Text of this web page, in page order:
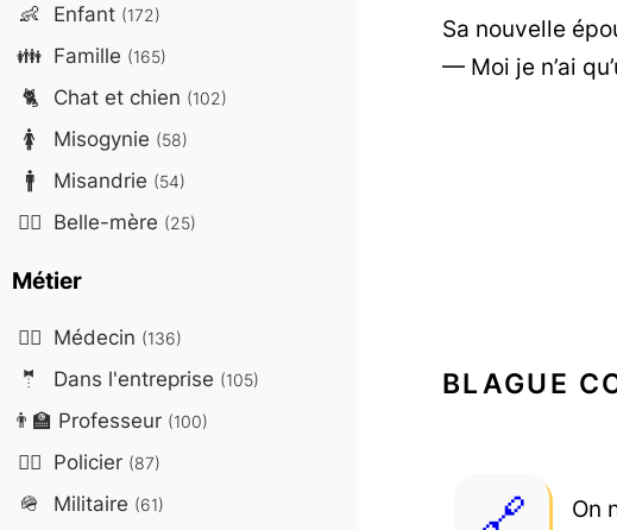
Sa nouvelle
— Moi je n’ai
BLAGUE
On
👶 Enfant (172)
👪 Famille (165)
🐈 Chat et chien (102)
🚺 Misogynie (58)
🚹 Misandrie (54)
🤷‍♀️ Belle-mère (25)
Métier
👨‍⚕️ Médecin (136)
🤵 Dans l'entreprise (105)
👨‍🏫 Professeur (100)
👮‍♂️ Policier (87)
🪖 Militaire (61)